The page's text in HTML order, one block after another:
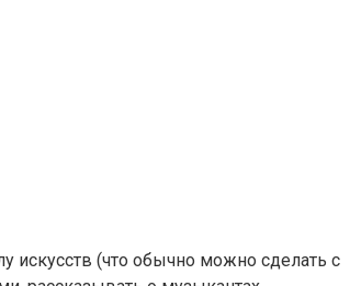
искусств (что обычно можно сделать с